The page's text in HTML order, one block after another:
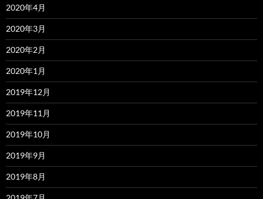
2020年4月
2020年3月
2020年2月
2020年1月
2019年12月
2019年11月
2019年10月
2019年9月
2019年8月